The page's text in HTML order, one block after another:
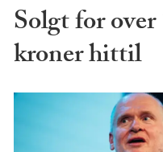
Solgt for
kroner hittil